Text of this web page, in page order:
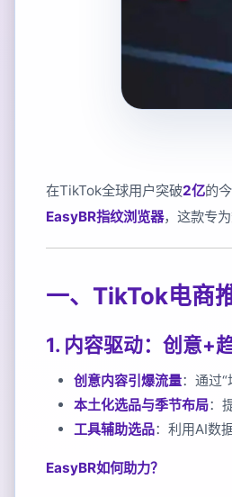
在TikTok全球用户突破2亿的
EasyBR指纹浏览器，这款专
一、TikTok电商
1. 内容驱动：创意+
创意内容引爆流量：通过“
本土化选品与季节布局：
工具辅助选品：利用AI数
EasyBR如何助力？